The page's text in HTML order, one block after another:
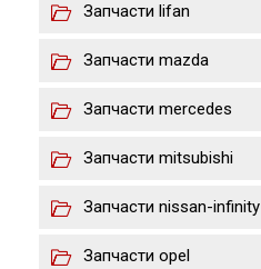
Запчасти lifan
Запчасти mazda
Запчасти merсedes
Запчасти mitsubishi
Запчасти nissan-infinity
Запчасти opel